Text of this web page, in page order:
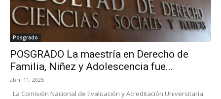
Posgrado
POSGRADO La maestría en Derecho de
Familia, Niñez y Adolescencia fue...
abril 11, 2025
La Comisión Nacional de Evaluación y Acreditación Universitaria